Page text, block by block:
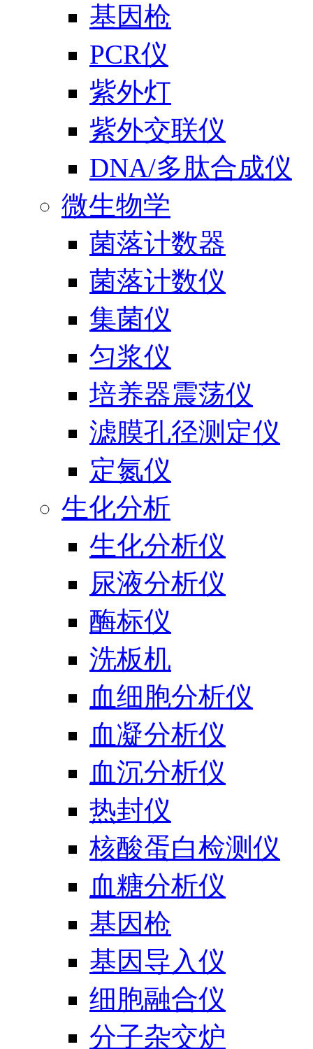
基因枪
PCR仪
紫外灯
紫外交联仪
DNA/多肽合成仪
微生物学
菌落计数器
菌落计数仪
集菌仪
匀浆仪
培养器震荡仪
滤膜孔径测定仪
定氮仪
生化分析
生化分析仪
尿液分析仪
酶标仪
洗板机
血细胞分析仪
血凝分析仪
血沉分析仪
热封仪
核酸蛋白检测仪
血糖分析仪
基因枪
基因导入仪
细胞融合仪
分子杂交炉